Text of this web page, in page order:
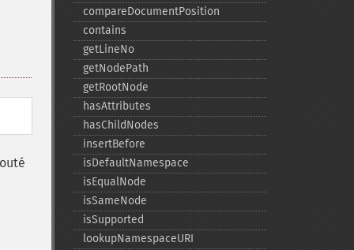
compareDocumentPosition
contains
getLineNo
getNodePath
getRootNode
hasAttributes
hasChildNodes
insertBefore
isDefaultNamespace
isEqualNode
isSameNode
isSupported
lookupNamespaceURI